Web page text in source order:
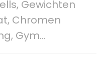
Gewichten
Chromen
Gym…